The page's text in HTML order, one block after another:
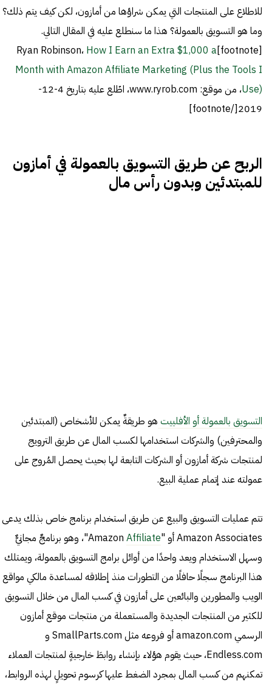
للاطلاع على المنتجات التي يمكن شراؤها من أمازون، لكن كيف يتم ذلك؟
وما هو التسويق بالعمولة؟ هذا ما سنطلع عليه في المقال التالي.
[footnote]Ryan Robinson،
How I Earn an Extra $1,000 a
Month with Amazon Affiliate Marketing (Plus the Tools I
Use)
، من موقع: www.ryrob.com، اطّلع عليه بتاريخ 4-12-
2019[/footnote]
الربح عن طريق التسويق بالعمولة في أمازون
للمبتدئين وبدون رأس مال
التسويق بالعمولة أو الأفلييت هو طريقةٌ يمكن للأشخاص (المبتدئين
والمحترفين) والشركات استخدامها لكسب المال عن طريق الترويج
لمنتجات شركة أمازون أو الشركات التابعة لها بحيث يحصل المُروج على
عمولته عند إتمام عملية البيع.
تتم عمليات التسويق والبيع عن طريق استخدام برنامج خاص بذلك يدعى
Amazon Associates أو "Amazon
Affiliate
"، وهو برنامجٌ مجانيٌّ
وسهل الاستخدام ويعد واحدًا من أوائل برامج التسويق بالعمولة، ويمتلك
هذا البرنامج سجلًا حافلًا من التطورات منذ إطلاقه لمساعدة مالكي مواقع
الويب والمطورين والبائعين على أمازون في كسب المال من خلال التسويق
للكثير من المنتجات الجديدة والمستعملة من منتجات موقع أمازون
الرسمي amazon.com أو فروعه مثل SmallParts.com و
Endless.com، حيث يقوم هؤلاء بإنشاء روابطَ خارجيةٍ لمنتجات العملاء
تمكنهم من كسب المال بمجرد الضغط عليها كرسوم تحويلٍ لهذه الروابط،